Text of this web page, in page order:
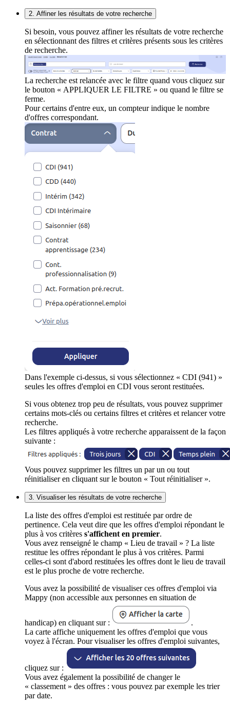
2. Affiner les résultats de votre recherche
Si besoin, vous pouvez affiner les résultats de votre recherche
en sélectionnant des filtres et critères présents sous les critères
de recherche.
La recherche est relancée avec le filtre quand vous cliquez sur
le bouton « APPLIQUER LE FILTRE » ou quand le filtre se
ferme.
Pour certains d'entre eux, un compteur indique le nombre
d'offres correspondant.
Dans l'exemple ci-dessus, si vous sélectionnez « CDI (941) »
seules les offres d'emploi en CDI vous seront restituées.
Si vous obtenez trop peu de résultats, vous pouvez supprimer
certains mots-clés ou certains filtres et critères et relancer votre
recherche.
Les filtres appliqués à votre recherche apparaissent de la façon
suivante :
Vous pouvez supprimer les filtres un par un ou tout
réinitialiser en cliquant sur le bouton « Tout réinitialiser ».
3. Visualiser les résultats de votre recherche
La liste des offres d'emploi est restituée par ordre de
pertinence. Cela veut dire que les offres d'emploi répondant le
plus à vos critères s'affichent en premier.
Vous avez renseigné le champ « Lieu de travail » ? La liste
restitue les offres répondant le plus à vos critères. Parmi
celles-ci sont d'abord restituées les offres dont le lieu de travail
est le plus proche de votre recherche.
Vous avez la possibilité de visualiser ces offres d'emploi via
Mappy (non accessible aux personnes en situation de
handicap) en cliquant sur :
.
La carte affiche uniquement les offres d'emploi que vous
voyez à l'écran. Pour visualiser les offres d'emploi suivantes,
cliquez sur :
Vous avez également la possibilité de changer le
« classement » des offres : vous pouvez par exemple les trier
par date.